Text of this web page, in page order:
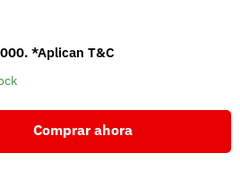
*Aplican T&C
Comprar ahora